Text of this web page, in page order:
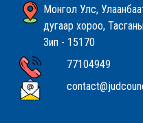
Монгол Улс,
дугаар хороо,
Зип - 15170
77104949